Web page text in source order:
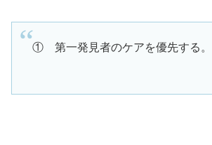
① 第一発見者のケアを優先する。